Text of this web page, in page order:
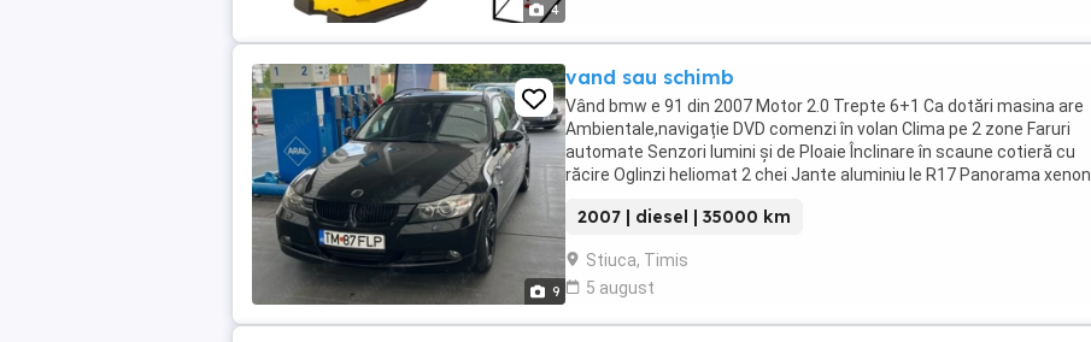
4
9
vand sau schimb
Vând bmw e 91 din 2007 Motor 2.0 Trepte 6+1 Ca dotări masina are
Ambientale,navigație DVD comenzi în volan Clima pe 2 zone Faruri
automate Senzori lumini și de Ploaie Înclinare în scaune cotieră cu
răcire Oglinzi heliomat 2 chei Jante aluminiu le R17 Panorama xenon
2007 | diesel | 35000 km
Stiuca, Timis
5 august